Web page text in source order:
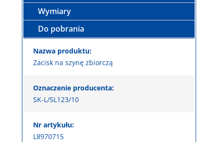
Wymiary
Do pobrania
Nazwa produktu:
Zacisk na szynę zbiorczą
Oznaczenie producenta:
SK-L/SL123/10
Nr artykułu:
L8970715